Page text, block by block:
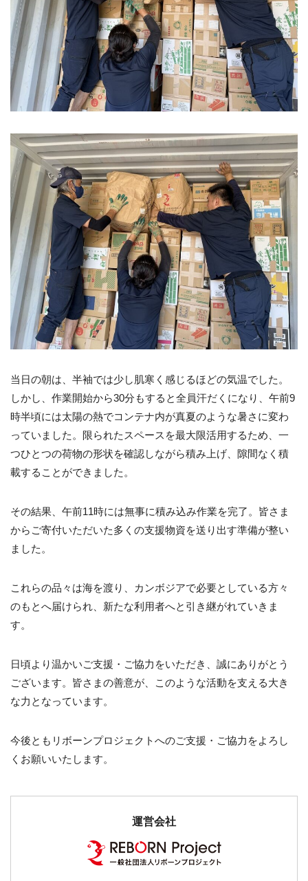
当日の朝は、半袖では少し肌寒く感じるほどの気温でした。
しかし、作業開始から30分もすると全員汗だくになり、午前9
時半頃には太陽の熱でコンテナ内が真夏のような暑さに変わ
っていました。限られたスペースを最大限活用するため、一
つひとつの荷物の形状を確認しながら積み上げ、隙間なく積
載することができました。
その結果、午前11時には無事に積み込み作業を完了。皆さま
からご寄付いただいた多くの支援物資を送り出す準備が整い
ました。
これらの品々は海を渡り、カンボジアで必要としている方々
のもとへ届けられ、新たな利用者へと引き継がれていきま
す。
日頃より温かいご支援・ご協力をいただき、誠にありがとう
ございます。皆さまの善意が、このような活動を支える大き
な力となっています。
今後ともリボーンプロジェクトへのご支援・ご協力をよろし
くお願いいたします。
運営会社